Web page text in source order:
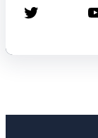
Twitter YouTube